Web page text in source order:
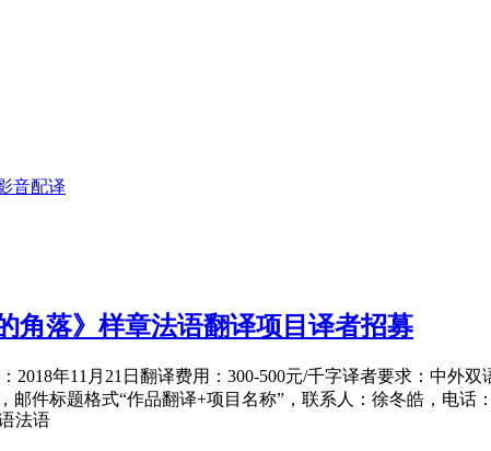
音配译
角落》样章法语翻译项目译者招募
2018年11月21日翻译费用：300-500元/千字译者要求：中
邮件标题格式“作品翻译+项目名称”，联系人：徐冬皓，电话：
法语